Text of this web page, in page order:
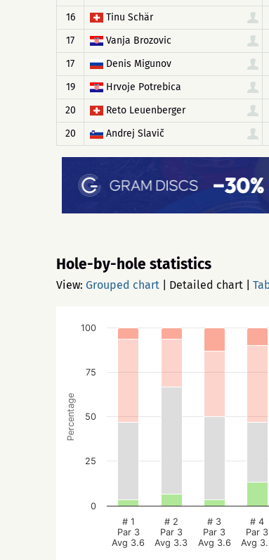
16
Tinu Schär
17
Vanja Brozovic
17
Denis Migunov
19
Hrvoje Potrebica
20
Reto Leuenberger
20
Andrej Slavič
Hole-by-hole statistics
View: Grouped chart Detailed chart
Percentage
# 1
Par 3
Avg 3.6
# 2
Par 3
Avg 3.3
# 3
Par 3
Avg 3.6
# 4
Par 3
Avg
0
25
50
75
100